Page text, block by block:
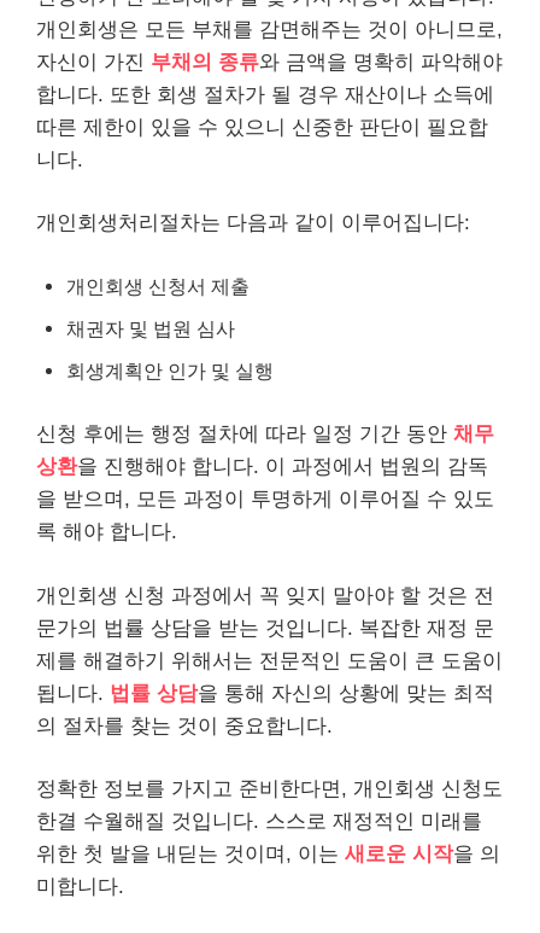
개인회생은 모든 부채를 감면해주는 것이 아니므로,
자신이 가진 부채의 종류와 금액을 명확히 파악해야
합니다. 또한 회생 절차가 될 경우 재산이나 소득에
따른 제한이 있을 수 있으니 신중한 판단이 필요합
니다.
개인회생처리절차는 다음과 같이 이루어집니다:
개인회생 신청서 제출
채권자 및 법원 심사
회생계획안 인가 및 실행
신청 후에는 행정 절차에 따라 일정 기간 동안 채무
상환을 진행해야 합니다. 이 과정에서 법원의 감독
을 받으며, 모든 과정이 투명하게 이루어질 수 있도
록 해야 합니다.
개인회생 신청 과정에서 꼭 잊지 말아야 할 것은 전
문가의 법률 상담을 받는 것입니다. 복잡한 재정 문
제를 해결하기 위해서는 전문적인 도움이 큰 도움이
됩니다. 법률 상담을 통해 자신의 상황에 맞는 최적
의 절차를 찾는 것이 중요합니다.
정확한 정보를 가지고 준비한다면, 개인회생 신청도
한결 수월해질 것입니다. 스스로 재정적인 미래를
위한 첫 발을 내딛는 것이며, 이는 새로운 시작을 의
미합니다.